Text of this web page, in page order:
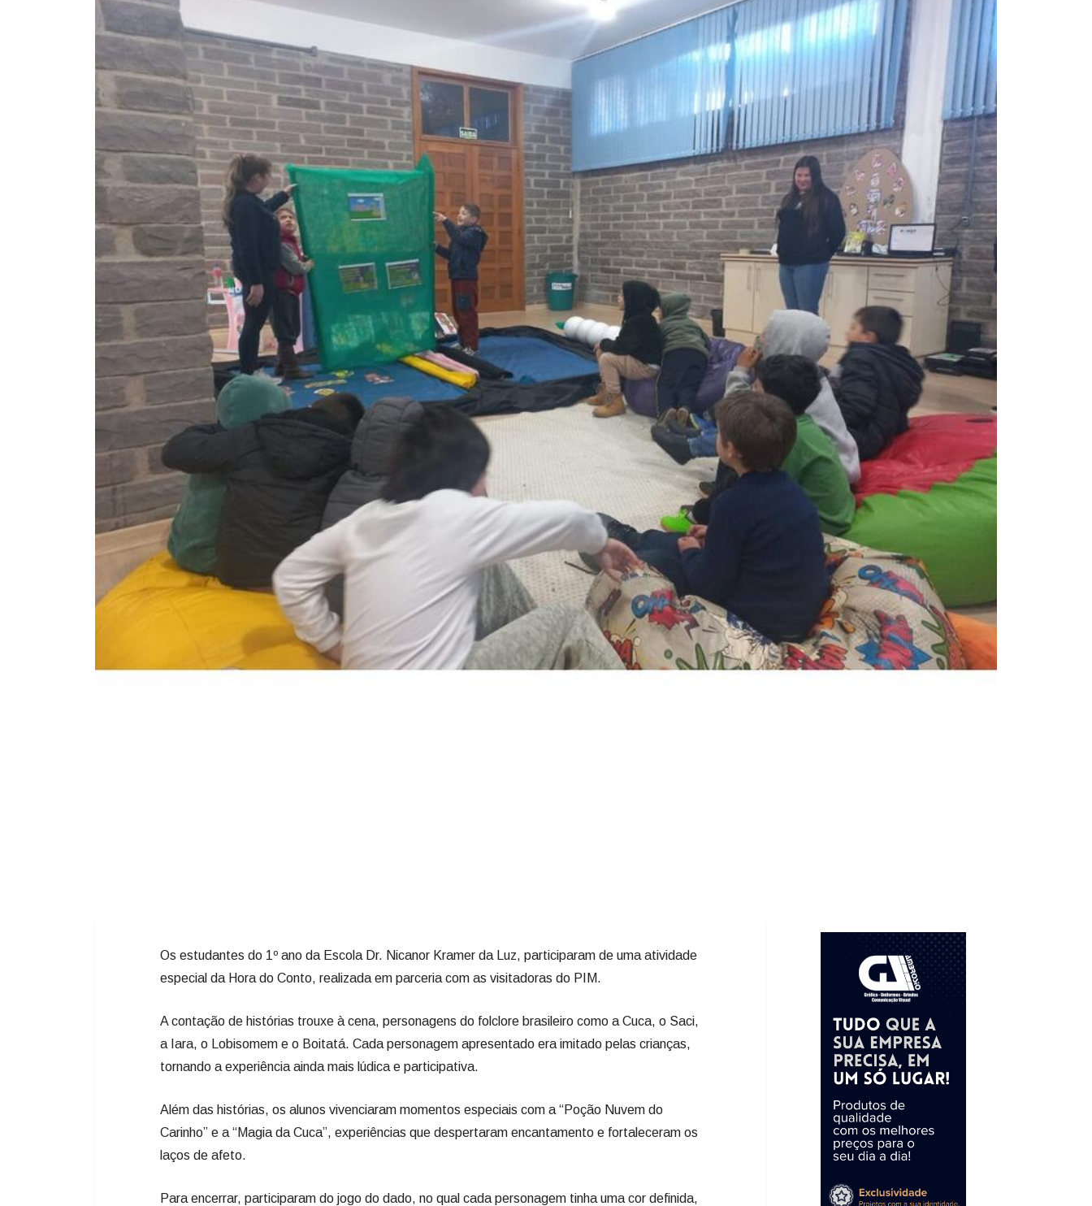
Os estudantes do 1º ano da Escola Dr. Nicanor Kramer da Luz, participaram de uma atividade
especial da Hora do Conto, realizada em parceria com as visitadoras do PIM.
A contação de histórias trouxe à cena, personagens do folclore brasileiro como a Cuca, o Saci,
a Iara, o Lobisomem e o Boitatá. Cada personagem apresentado era imitado pelas crianças,
tornando a experiência ainda mais lúdica e participativa.
Além das histórias, os alunos vivenciaram momentos especiais com a “Poção Nuvem do
Carinho” e a “Magia da Cuca”, experiências que despertaram encantamento e fortaleceram os
laços de afeto.
Para encerrar, participaram do jogo do dado, no qual cada personagem tinha uma cor definida,